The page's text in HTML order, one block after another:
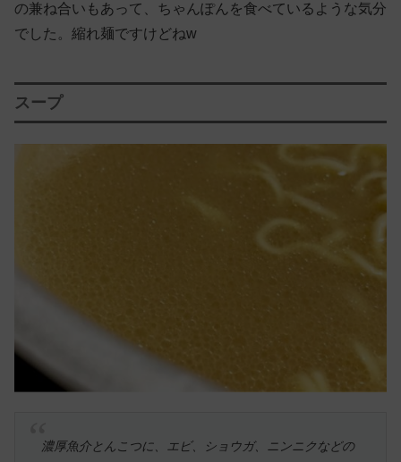
の兼ね合いもあって、ちゃんぽんを食べているような気分
でした。縮れ麺ですけどねw
スープ
濃厚魚介とんこつに、エビ、ショウガ、ニンニクなどの